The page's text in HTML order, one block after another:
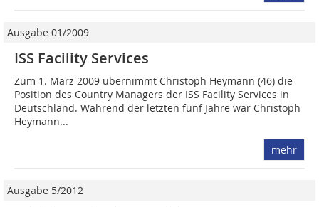
Ausgabe 01/2009
ISS Facility Services
Zum 1. März 2009 übernimmt Christoph Heymann (46) die
Position des Country Managers der ISS Facility Services in
Deutschland. Während der letzten fünf Jahre war Christoph
­Heymann...
mehr
Ausgabe 5/2012